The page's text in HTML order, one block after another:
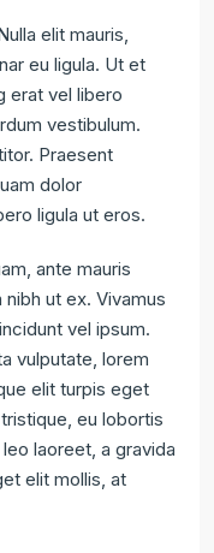
elit mauris,
eu ligula. Ut et
erat vel libero
vestibulum.
Praesent
dolor
ligula ut eros.
ante mauris
ut ex. Vivamus
vel ipsum.
vulputate, lorem
elit turpis eget
eu lobortis
laoreet, a gravida
elit mollis, at